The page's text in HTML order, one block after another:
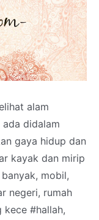
alam
didalam
gaya hidup dan
kayak dan mirip
mobil,
negeri, rumah
kece #hallah,